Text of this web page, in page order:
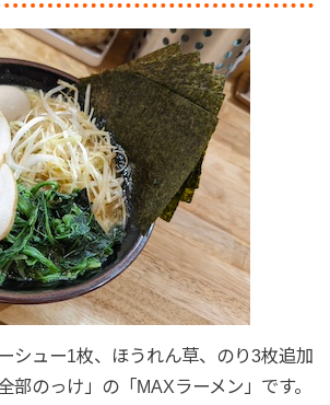
シュー1枚、ほうれん草、のり3枚追加
部のっけ」の「MAXラーメン」です。